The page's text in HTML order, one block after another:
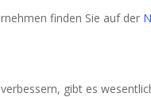
finden Sie auf der
gibt es